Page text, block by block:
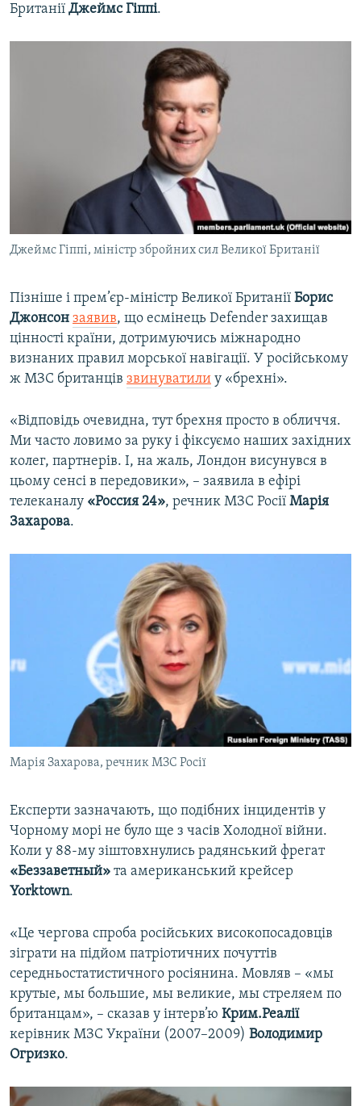
Британії Джеймс Гіппі.
Джеймс Гіппі, міністр збройних сил Великої Британії
Пізніше і прем’єр-міністр Великої Британії Борис
Джонсон заявив, що есмінець Defender захищав
цінності країни, дотримуючись міжнародно
визнаних правил морської навігації. У російському
ж МЗС британців звинуватили у «брехні».
«Відповідь очевидна, тут брехня просто в обличчя.
Ми часто ловимо за руку і фіксуємо наших західних
колег, партнерів. І, на жаль, Лондон висунувся в
цьому сенсі в передовики», – заявила в ефірі
телеканалу «Россия 24», речник МЗС Росії Марія
Захарова.
Марія Захарова, речник МЗС Росії
Експерти зазначають, що подібних інцидентів у
Чорному морі не було ще з часів Холодної війни.
Коли у 88-му зіштовхнулись радянський фрегат
«Беззаветный» та американський крейсер
Yorktown.
«Це чергова спроба російських високопосадовців
зіграти на підйом патріотичних почуттів
середньостатистичного росіянина. Мовляв – «мы
крутые, мы большие, мы великие, мы стреляем по
британцам», – сказав у інтерв’ю Крим.Реалії
керівник МЗС України (2007–2009) Володимир
Огризко.